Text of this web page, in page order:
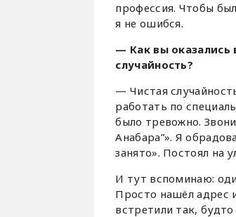
профессия. Чтобы
я не ошибся.
— Как вы оказались
случайность?
— Чистая
работать по
было тревожно.
Анабара”». Я
занято». Постоял на
И тут вспоминаю:
Просто нашёл адрес
встретили так,